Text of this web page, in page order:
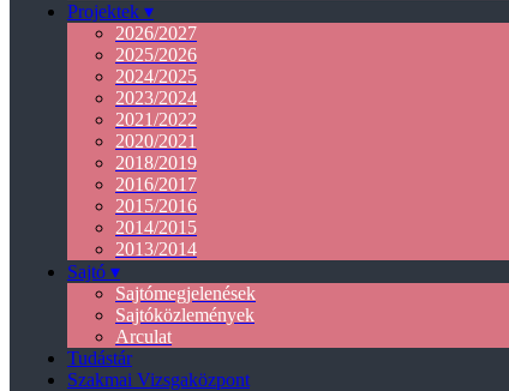
Projektek ▾
2026/2027
2025/2026
2024/2025
2023/2024
2021/2022
2020/2021
2018/2019
2016/2017
2015/2016
2014/2015
2013/2014
Sajtó ▾
Sajtómegjelenések
Sajtóközlemények
Arculat
Tudástár
Szakmai Vizsgaközpont